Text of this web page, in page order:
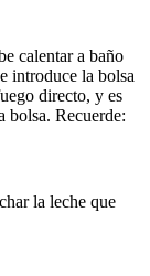
calentar a baño
introduce la bolsa
directo, y es
bolsa. Recuerde:
la leche que